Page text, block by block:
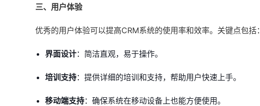
三、用户体验
优秀的用户体验可以提高CRM系统的使用率和效率。关键点包括：
界面设计：简洁直观，易于操作。
培训支持：提供详细的培训和支持，帮助用户快速上手。
移动端支持：确保系统在移动设备上也能方便使用。